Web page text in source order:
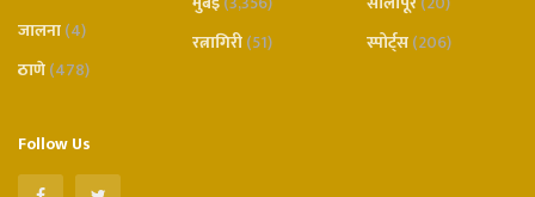
जालना(4)
ठाणे(478)
रत्नागिरी(51)
स्पोर्ट्स(206)
Follow Us